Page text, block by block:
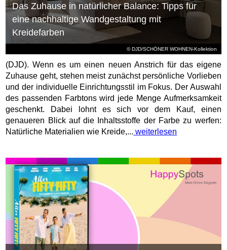
© DJD/SCHÖNER WOHNEN-Kollektion
Das Zuhause in natürlicher Balance: Tipps für
eine nachhaltige Wandgestaltung mit
Kreidefarben
(DJD). Wenn es um einen neuen Anstrich für das eigene
Zuhause geht, stehen meist zunächst persönliche Vorlieben
und der individuelle Einrichtungsstil im Fokus. Der Auswahl
des passenden Farbtons wird jede Menge Aufmerksamkeit
geschenkt. Dabei lohnt es sich vor dem Kauf, einen
genaueren Blick auf die Inhaltsstoffe der Farbe zu werfen:
Natürliche Materialien wie Kreide,... weiterlesen